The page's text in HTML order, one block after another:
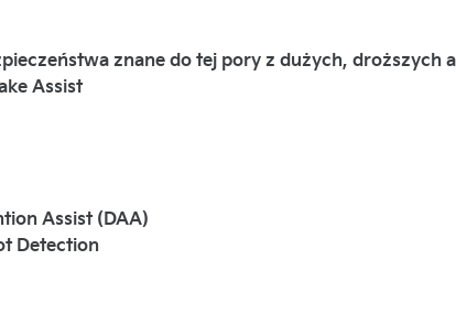
znane do tej pory z dużych, droższych
Assist
Assist (DAA)
Detection